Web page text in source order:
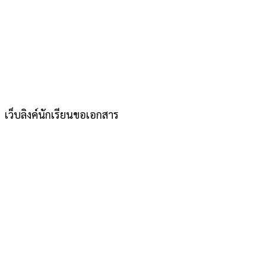
เว็บลิงค์นักเรียนขอเอกสาร